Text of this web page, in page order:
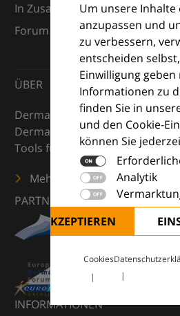
Um unsere
anzupassen und
zu verbessern,
entscheiden
Einwilligung
Informationen zu
finden Sie in
und den Cookie-
können Sie
Analytik
ALLE AKZEPTIEREN
Cookies
In Zusammenarbeit mit dem
Forum (EDF) und Euroderm
ÜBER
DermaCompass ist Ihr
Dermatologie – mit Wissen,
Tools für den klinischen Alltag.
Mehr erfahren
PARTNER
INFORMATIONEN